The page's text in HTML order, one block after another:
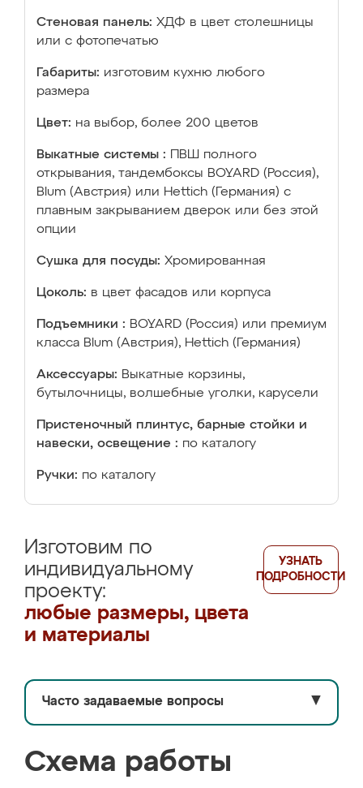
Стеновая панель: ХДФ в цвет столешницы
или с фотопечатью
Габариты: изготовим кухню любого
размера
Цвет: на выбор, более 200 цветов
Выкатные системы :
ПВШ полного
открывания, тандембоксы BOYARD (Россия),
Blum (Австрия) или Hettich (Германия) с
плавным закрыванием дверок или без этой
опции
Сушка для посуды: Хромированная
Цоколь: в цвет фасадов или корпуса
Подъемники : BOYARD (Россия) или премиум
класса Blum (Австрия), Hettich (Германия)
Аксессуары: Выкатные корзины,
бутылочницы, волшебные уголки, карусели
Пристеночный плинтус, барные стойки и
навески, освещение : по каталогу
Ручки: по каталогу
Изготовим по
индивидуальному
проекту:
любые размеры, цвета
и материалы
УЗНАТЬ
ПОДРОБНОСТИ
Часто задаваемые вопросы ▼
Схема работы